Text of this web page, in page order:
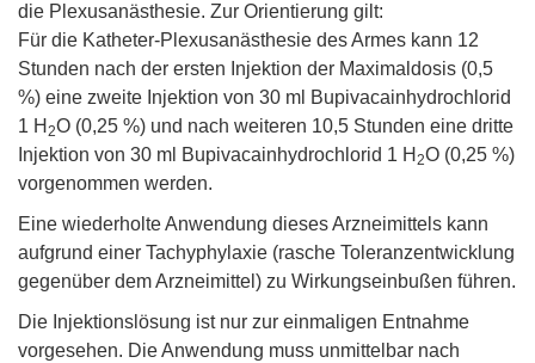
die Plexusanästhesie. Zur Orientierung gilt:
Für die Katheter-Plexusanästhesie des Armes kann 12
Stunden nach der ersten Injektion der Maximaldosis (0,5
%) eine zweite Injektion von 30 ml Bupivacainhydrochlorid
1 H 2O (0,25 %) und nach weiteren 10,5 Stunden eine dritte
Injektion von 30 ml Bupivacainhydrochlorid 1 H 2O (0,25 %)
vorgenommen werden.
Eine wiederholte Anwendung dieses Arzneimittels kann
aufgrund einer Tachyphylaxie (rasche Toleranzentwicklung
gegenüber dem Arzneimittel) zu Wirkungseinbußen führen.
Die Injektionslösung ist nur zur einmaligen Entnahme
vorgesehen. Die Anwendung muss unmittelbar nach